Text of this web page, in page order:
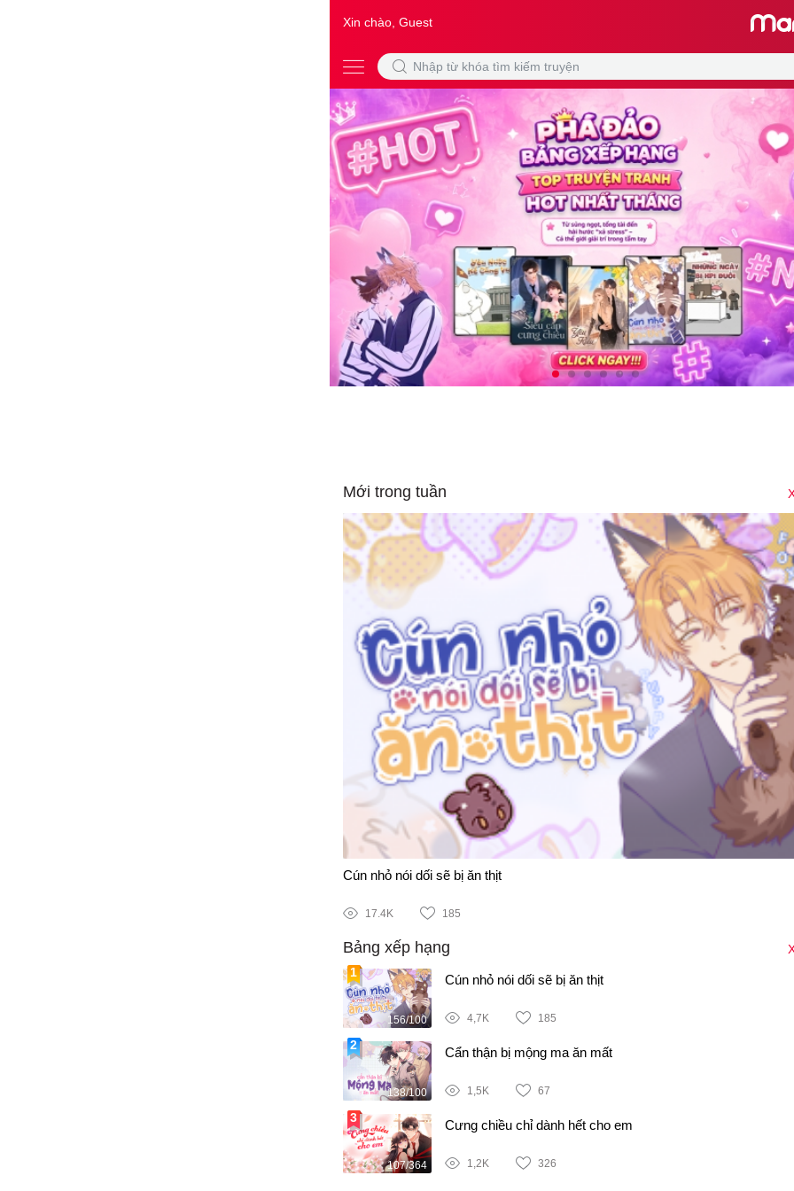
Xin chào, Guest
Mới trong tuần
Cún nhỏ nói dối sẽ bị ăn thịt
17.4K 185
Bảng xếp hạng
156/100
Cún nhỏ nói dối sẽ bị ăn thịt
4,7K 185
138/100
Cẩn thận bị mộng ma ăn mất
1,5K 67
107/364
Cưng chiều chỉ dành hết cho em
1,2K 326